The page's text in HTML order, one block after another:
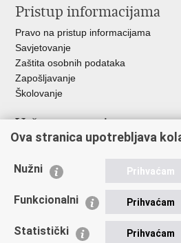
Pristup informacijama
Pravo na pristup informacijama
Savjetovanje
Zaštita osobnih podataka
Zapošljavanje
Školovanje
Važne poveznice
Ministarstvo unutarnjih poslova
Udruge
Policijska akademija
Zaklada policijske solidarnosti
Ova stranica upotrebljava
Nužni Prihvaćam
Funkcionalni Prihvaćam
Statistički Prihvaćam